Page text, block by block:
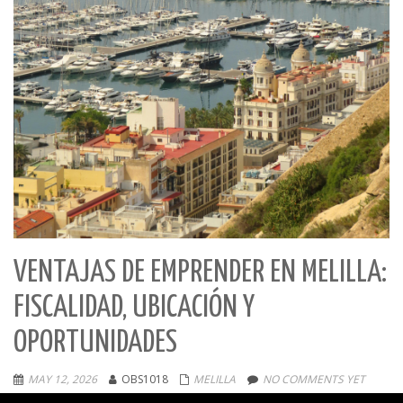
VENTAJAS DE EMPRENDER EN MELILLA:
FISCALIDAD, UBICACIÓN Y
OPORTUNIDADES
MAY 12, 2026 OBS1018 MELILLA NO COMMENTS YET